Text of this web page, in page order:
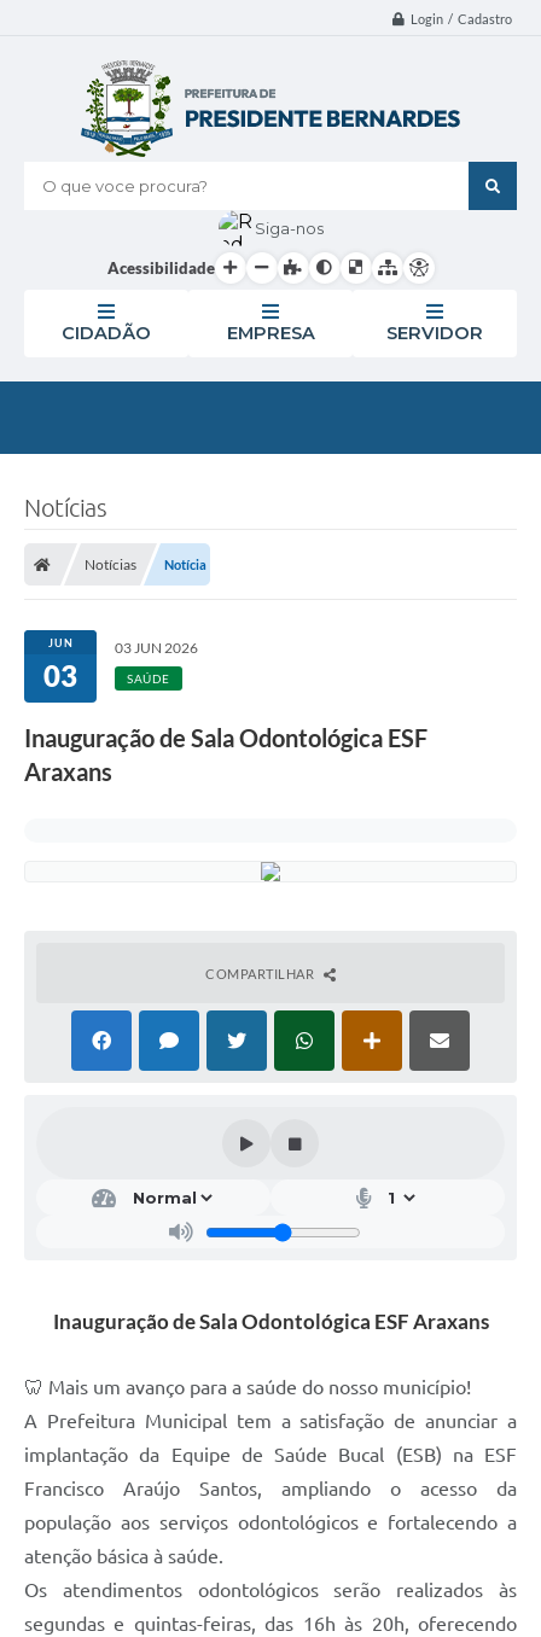
Login / Cadastro
O que voce procura?
Siga-nos
Acessibilidade
CIDADÃO EMPRESA SERVIDOR
Notícias
Notícias Notícia
JUN
03
03 JUN 2026
SAÚDE
Inauguração de Sala Odontológica ESF
Araxans
COMPARTILHAR
Inauguração de Sala Odontológica ESF Araxans
🦷 Mais um avanço para a saúde do nosso município!
A Prefeitura Municipal tem a satisfação de anunciar a
implantação da Equipe de Saúde Bucal (ESB) na ESF
Francisco Araújo Santos, ampliando o acesso da
população aos serviços odontológicos e fortalecendo a
atenção básica à saúde.
Os atendimentos odontológicos serão realizados às
segundas e quintas-feiras, das 16h às 20h, oferecendo